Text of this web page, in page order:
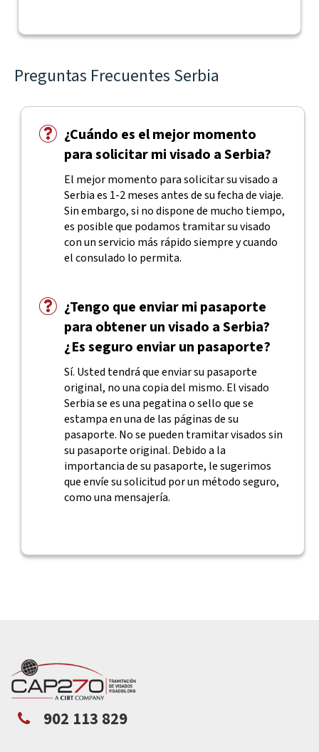
Preguntas Frecuentes Serbia
¿Cuándo es el mejor momento
para solicitar mi visado a Serbia?
El mejor momento para solicitar su visado a
Serbia es 1-2 meses antes de su fecha de viaje.
Sin embargo, si no dispone de mucho tiempo,
es posible que podamos tramitar su visado
con un servicio más rápido siempre y cuando
el consulado lo permita.
¿Tengo que enviar mi pasaporte
para obtener un visado a Serbia?
¿Es seguro enviar un pasaporte?
Sí. Usted tendrá que enviar su pasaporte
original, no una copia del mismo. El visado
Serbia se es una pegatina o sello que se
estampa en una de las páginas de su
pasaporte. No se pueden tramitar visados sin
su pasaporte original. Debido a la
importancia de su pasaporte, le sugerimos
que envíe su solicitud por un método seguro,
como una mensajería.
902 113 829